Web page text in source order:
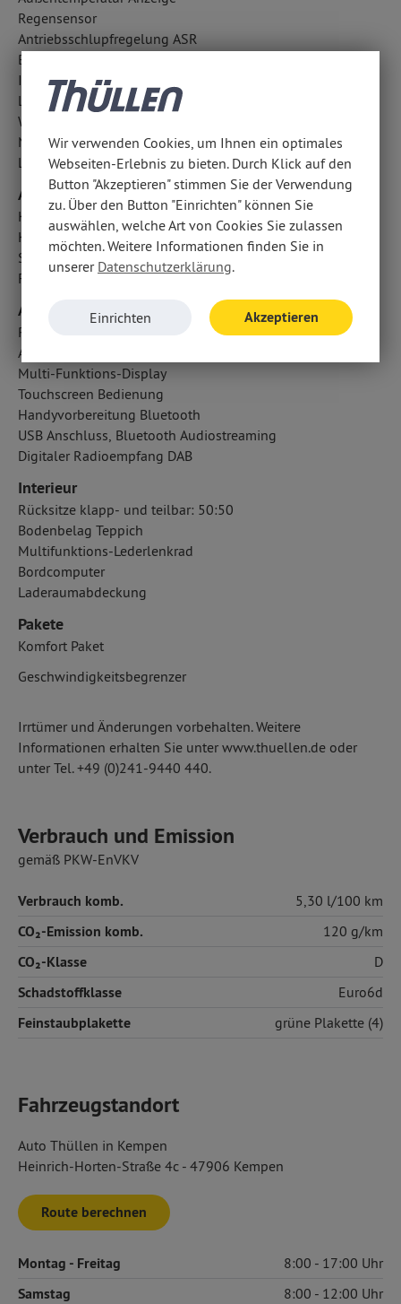
Regensensor
Antriebsschlupfregelung ASR
Berganfahrhilfe
ISOFIX Kindersitzbefestigung
LED-Tagfahrlicht
Wegfahrsperre
Nebelscheinwerfer
Lichtsensor
Airbags
Knieairbag Fahrer
Kopfairbag vorn und hinten
Seitenairbag vorn
Fahrer- /Beifahrerairbag
Audio & Kommunikation
Radio mit MP3: UConnect
Android Auto u. Apple CarPlay
Multi-Funktions-Display
Touchscreen Bedienung
Handyvorbereitung Bluetooth
USB Anschluss, Bluetooth Audiostreaming
Digitaler Radioempfang DAB
Interieur
Rücksitze klapp- und teilbar: 50:50
Bodenbelag Teppich
Multifunktions-Lederlenkrad
Bordcomputer
Laderaumabdeckung
Pakete
Komfort Paket
Geschwindigkeitsbegrenzer
Irrtümer und Änderungen vorbehalten. Weitere
Informationen erhalten Sie unter www.thuellen.de oder
unter Tel. +49 (0)241-9440 440.
Verbrauch und Emission
gemäß PKW-EnVKV
Verbrauch komb. 5,30 l/100 km
CO₂-Emission komb. 120 g/km
CO₂-Klasse D
Schadstoffklasse Euro6d
Feinstaubplakette grüne Plakette (4)
Fahrzeugstandort
Auto Thüllen in Kempen
Heinrich-Horten-Straße 4c - 47906 Kempen
Route berechnen
Montag - Freitag 8:00 17:00
Samstag 8:00 12:00
Wir verwenden Cookies, um Ihnen ein optimales
Webseiten-Erlebnis zu bieten. Durch Klick auf den
Button "Akzeptieren" stimmen Sie der Verwendung
zu. Über den Button "Einrichten" können Sie
auswählen, welche Art von Cookies Sie zulassen
möchten. Weitere Informationen finden Sie in
unserer Datenschutzerklärung.
Einrichten Akzeptieren